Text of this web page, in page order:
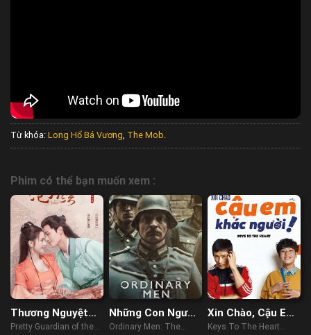
Từ khóa: Long Hổ Bá Vương, The Mob.
Phim có thể bạn muốn xem :
Thương Nguyệt
Hội
Pretty Guardian of the
Những Con Người
Bình Thường
Ordinary Men: The
Xin Chào, Cậu Em
Khác Người!
Keys To The Heart